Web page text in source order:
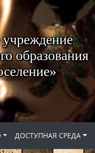
образования
ДОСТУПНАЯ СРЕДА